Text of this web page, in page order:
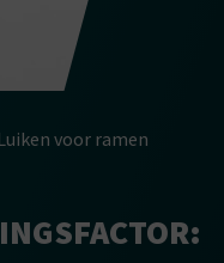
Luiken voor ramen